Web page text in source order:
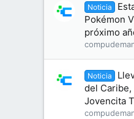
Noticia
Pokémon
próximo
Noticia
del
Jovencita